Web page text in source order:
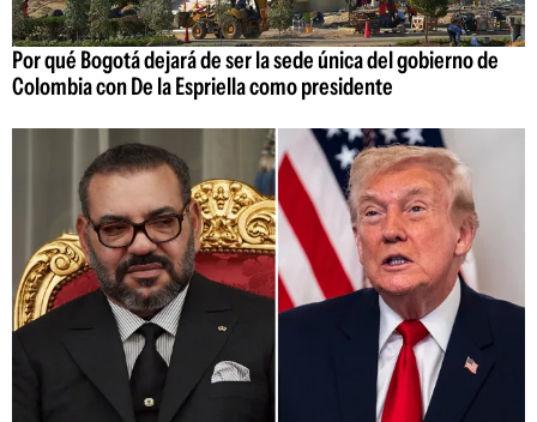
Por qué Bogotá dejará de ser la sede única del gobierno de
Colombia con De la Espriella como presidente